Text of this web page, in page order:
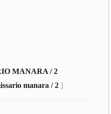
MANARA / 2
manara / 2 ]